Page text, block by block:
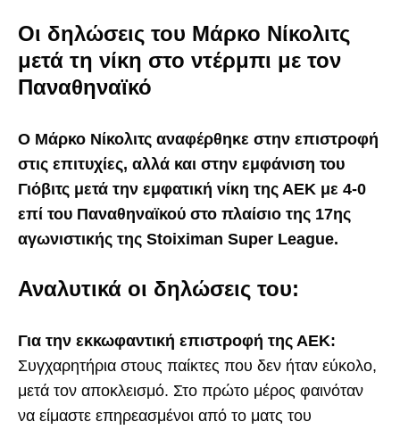
Οι δηλώσεις του Μάρκο Νίκολιτς
μετά τη νίκη στο ντέρμπι με τον
Παναθηναϊκό
Ο Μάρκο Νίκολιτς αναφέρθηκε στην επιστροφή
στις επιτυχίες, αλλά και στην εμφάνιση του
Γιόβιτς μετά την εμφατική νίκη της ΑΕΚ με 4-0
επί του Παναθηναϊκού στο πλαίσιο της 17ης
αγωνιστικής της Stoiximan Super League.
Αναλυτικά οι δηλώσεις του:
Για την εκκωφαντική επιστροφή της ΑΕΚ:
Συγχαρητήρια στους παίκτες που δεν ήταν εύκολο,
μετά τον αποκλεισμό. Στο πρώτο μέρος φαινόταν
να είμαστε επηρεασμένοι από το ματς του